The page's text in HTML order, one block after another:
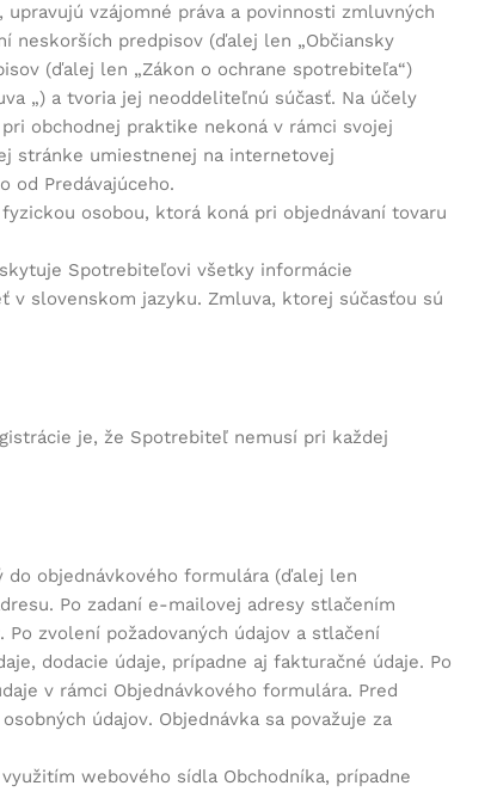
upravujú vzájomné práva a povinnosti zmluvných
neskorších predpisov (ďalej len „Občiansky
(ďalej len „Zákon o ochrane spotrebiteľa“)
„) a tvoria jej neoddeliteľnú súčasť. Na účely
obchodnej praktike nekoná v rámci svojej
stránke umiestnenej na internetovej
od Predávajúceho.
osobou, ktorá koná pri objednávaní tovaru
Spotrebiteľovi všetky informácie
slovenskom jazyku. Zmluva, ktorej súčasťou sú
je, že Spotrebiteľ nemusí pri každej
objednávkového formulára (ďalej len
Po zadaní e-mailovej adresy stlačením
zvolení požadovaných údajov a stlačení
dodacie údaje, prípadne aj fakturačné údaje. Po
v rámci Objednávkového formulára. Pred
údajov. Objednávka sa považuje za
webového sídla Obchodníka, prípadne